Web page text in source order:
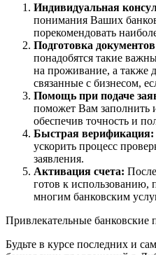
Индивидуальная
понимания Ваших
порекомендовать
Подготовка
понадобятся такие
на проживание, а также
связанные с бизнесом,
Помощь при подаче
поможет Вам заполнить
обеспечив точность и
Быстрая верификация:
ускорить процесс
заявления.
Активация счета:
готов к использованию,
многим банковским
Привлекательные
Будьте в курсе последних и